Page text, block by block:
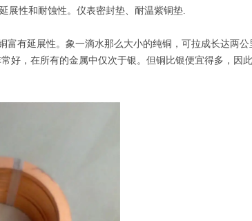
展性和耐蚀性。仪表密封垫、耐温紫铜垫.
有延展性。象一滴水那么大小的纯铜，可拉成长达两公
好，在所有的金属中仅次于银。但铜比银便宜得多，因